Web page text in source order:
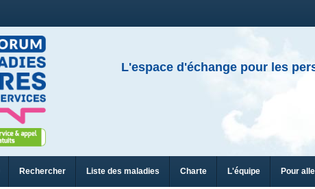
L'espace d'échange pour les
Rechercher Liste des maladies Charte L'équipe Pour